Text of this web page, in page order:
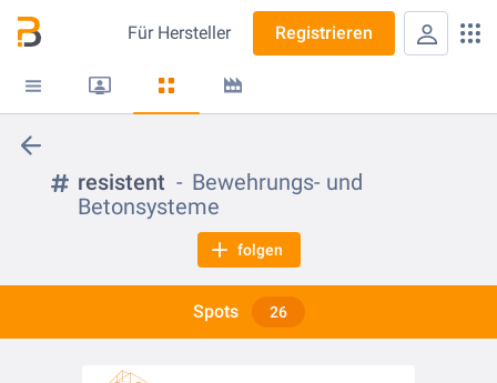
Für Hersteller Registrieren
resistent
Bewehrungs- und
Betonsysteme
folgen
Spots 26